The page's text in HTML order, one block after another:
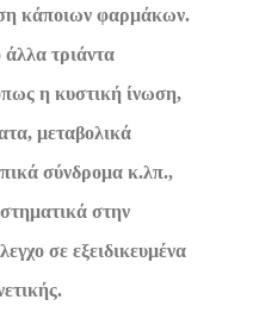
κάποιων φαρμάκων.
τριάντα
η κυστική ίνωση,
μεταβολικά
σύνδρομα κ.λπ.,
στην
σε εξειδικευμένα